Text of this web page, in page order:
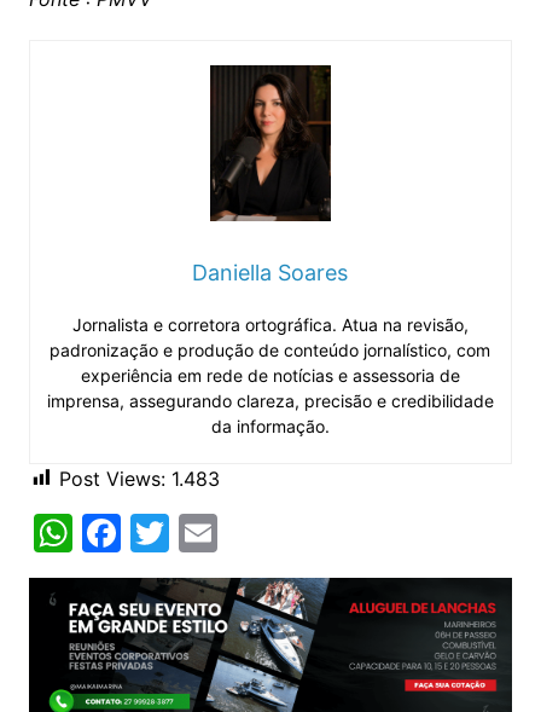
Daniella Soares
Jornalista e corretora ortográfica. Atua na revisão,
padronização e produção de conteúdo jornalístico, com
experiência em rede de notícias e assessoria de
imprensa, assegurando clareza, precisão e credibilidade
da informação.
Post Views: 1.483
W
h
at
s
A
F
a
c
e
b
T
w
itt
er
E
m
ai
l